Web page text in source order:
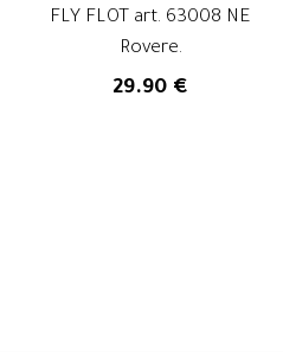
FLY FLOT art. 63008 NE
Rovere.
29.90 €